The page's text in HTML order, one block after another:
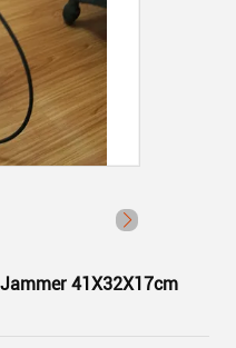
41X32X17cm